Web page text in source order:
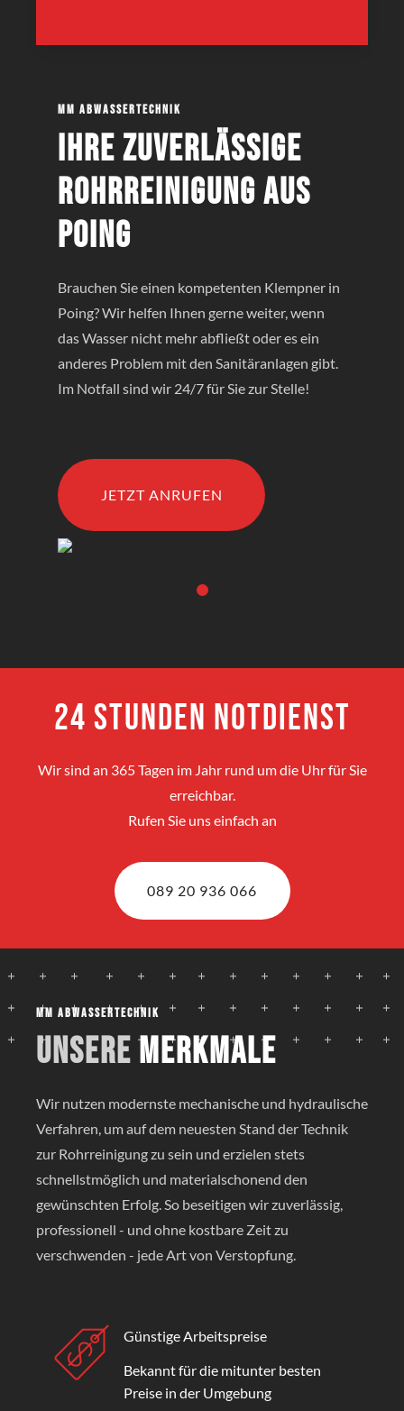
MM Abwassertechnik
Ihre zuverlässige
Rohrreinigung aus
Poing
Brauchen Sie einen kompetenten Klempner in
Poing? Wir helfen Ihnen gerne weiter, wenn
das Wasser nicht mehr abfließt oder es ein
anderes Problem mit den Sanitäranlagen gibt.
Im Notfall sind wir 24/7 für Sie zur Stelle!
JETZT ANRUFEN
24 Stunden Notdienst
Wir sind an 365 Tagen im Jahr rund um die Uhr für Sie
erreichbar.
Rufen Sie uns einfach an
089 20 936 066
MM Abwassertechnik
UnsereMerkmale
Wir nutzen modernste mechanische und hydraulische
Verfahren, um auf dem neuesten Stand der Technik
zur Rohrreinigung zu sein und erzielen stets
schnellstmöglich und materialschonend den
gewünschten Erfolg. So beseitigen wir zuverlässig,
professionell - und ohne kostbare Zeit zu
verschwenden - jede Art von Verstopfung.
Günstige Arbeitspreise
Bekannt für die mitunter besten
Preise in der Umgebung